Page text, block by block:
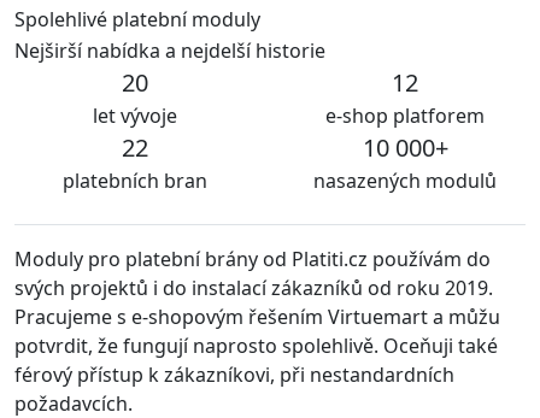
Spolehlivé platební moduly
Nejširší nabídka a nejdelší historie
20
let vývoje
12
e-shop platforem
22
platebních bran
10 000+
nasazených modulů
pro platební brány od Platiti.cz používám do
projektů i do instalací zákazníků od roku 2019.
s e-shopovým řešením Virtuemart a můžu
že fungují naprosto spolehlivě. Oceňuji také
přístup k zákazníkovi, při nestandardních